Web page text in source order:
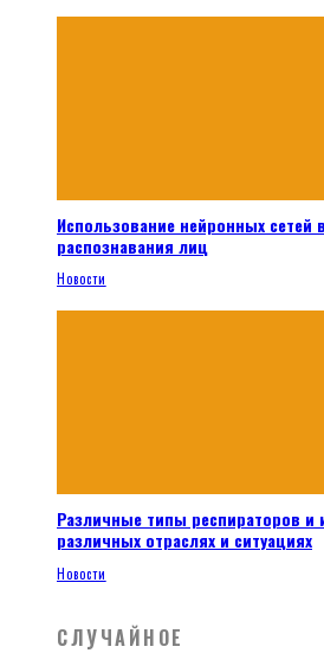
Использование нейронных
распознавания лиц
Новости
Различные типы респираторов и
различных отраслях и ситуациях
Новости
СЛУЧАЙНОЕ